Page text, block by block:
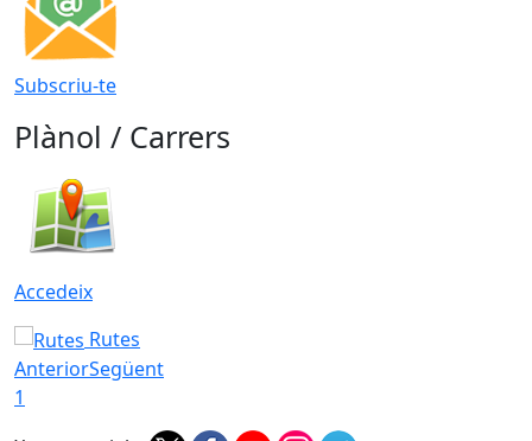
Subscriu-te
Plànol / Carrers
Accedeix
Rutes
AnteriorSegüent
1